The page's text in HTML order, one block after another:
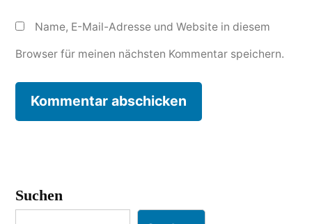
Name, E-Mail-Adresse und Website in diesem
Browser für meinen nächsten Kommentar speichern.
Suchen